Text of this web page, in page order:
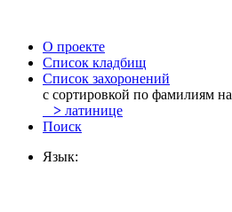
О проекте
Список кладбищ
Список захоронений
с сортировкой по фамилиям на
> латинице
Поиск
Язык: